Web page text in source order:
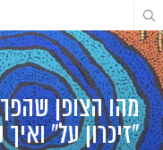
דלג
לתוכן
דלג
לתוכן
דלג
לניווט
מהו הצופן
"זיכרון על"